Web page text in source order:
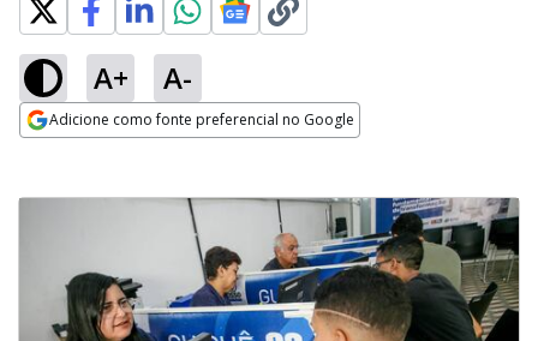
A+ A-
Adicione como fonte preferencial no Google